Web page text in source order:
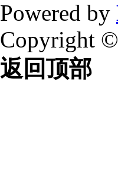
Powered by
Copyright
返回顶部